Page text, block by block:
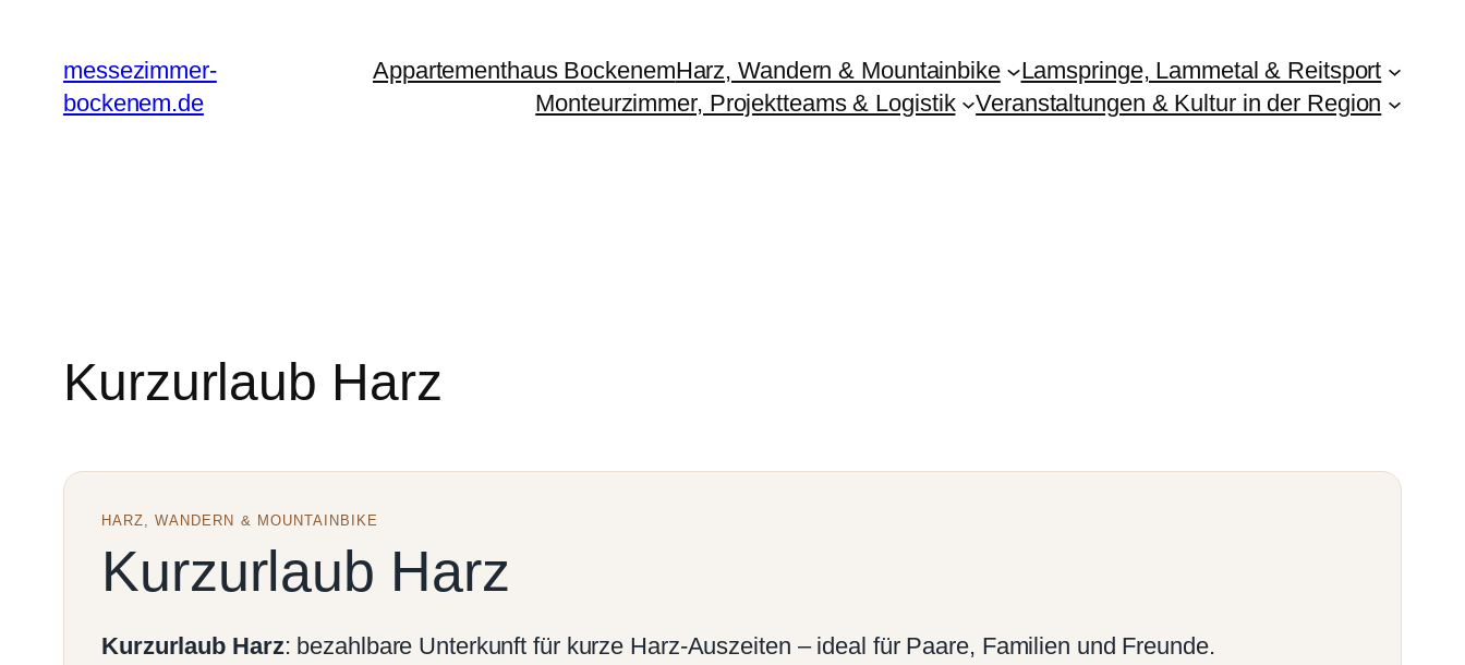
springen
messezimmer-
bockenem.de
Appartementhaus BockenemHarz, Wandern & Mountainbike
Lamspringe, Lammetal & Reitsport
Monteurzimmer, Projektteams & Logistik
Veranstaltungen & Kultur in der Region
Kurzurlaub Harz
HARZ, WANDERN & MOUNTAINBIKE
Kurzurlaub Harz
Kurzurlaub Harz: bezahlbare Unterkunft für kurze Harz-Auszeiten – ideal für Paare, Familien und Freunde.